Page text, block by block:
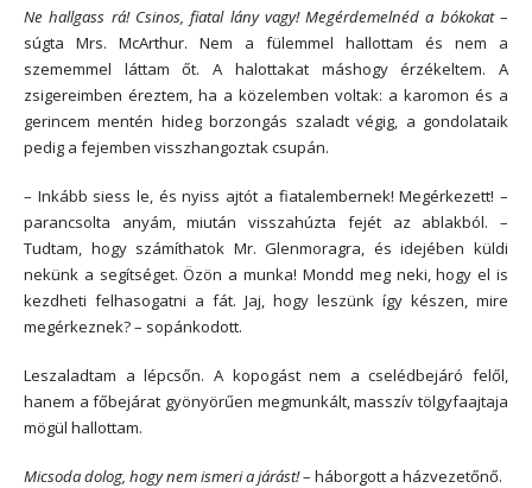
Ne hallgass rá! Csinos, fiatal lány vagy! Megérdemelnéd a bókokat –
súgta Mrs. McArthur. Nem a fülemmel hallottam és nem a
szememmel láttam őt. A halottakat máshogy érzékeltem. A
zsigereimben éreztem, ha a közelemben voltak: a karomon és a
gerincem mentén hideg borzongás szaladt végig, a gondolataik
pedig a fejemben visszhangoztak csupán.
– Inkább siess le, és nyiss ajtót a fiatalembernek! Megérkezett! –
parancsolta anyám, miután visszahúzta fejét az ablakból. –
Tudtam, hogy számíthatok Mr. Glenmoragra, és idejében küldi
nekünk a segítséget. Özön a munka! Mondd meg neki, hogy el is
kezdheti felhasogatni a fát. Jaj, hogy leszünk így készen, mire
megérkeznek? – sopánkodott.
Leszaladtam a lépcsőn. A kopogást nem a cselédbejáró felől,
hanem a főbejárat gyönyörűen megmunkált, masszív tölgyfaajtaja
mögül hallottam.
Micsoda dolog, hogy nem ismeri a járást!– háborgott a házvezetőnő.